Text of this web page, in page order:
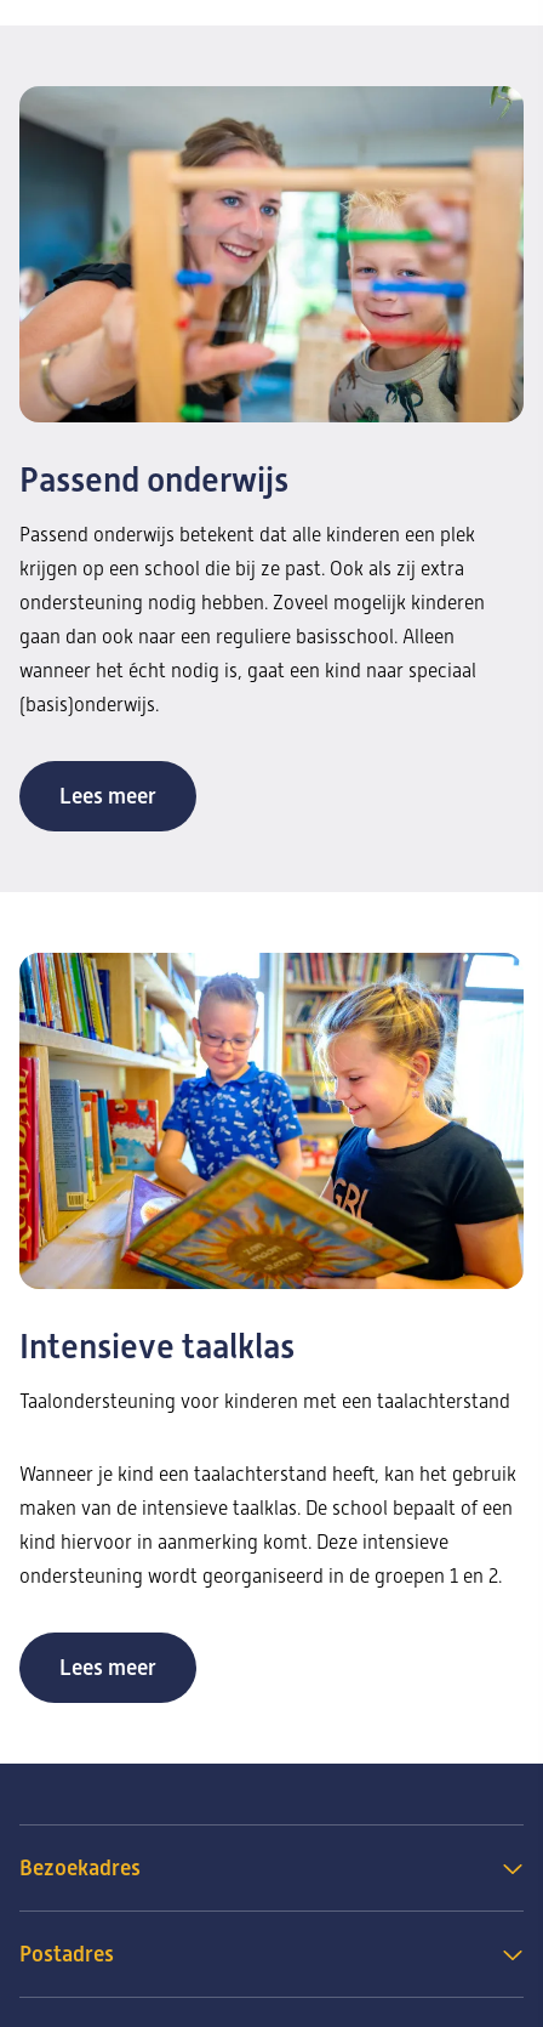
Passend onderwijs
Passend onderwijs betekent dat alle kinderen een plek
krijgen op een school die bij ze past. Ook als zij extra
ondersteuning nodig hebben. Zoveel mogelijk kinderen
gaan dan ook naar een reguliere basisschool. Alleen
wanneer het écht nodig is, gaat een kind naar speciaal
(basis)onderwijs.
Lees meer
Intensieve taalklas
Taalondersteuning voor kinderen met een taalachterstand
Wanneer je kind een taalachterstand heeft, kan het gebruik
maken van de intensieve taalklas. De school bepaalt of een
kind hiervoor in aanmerking komt. Deze intensieve
ondersteuning wordt georganiseerd in de groepen 1 en 2.
Lees meer
Bezoekadres
Postadres